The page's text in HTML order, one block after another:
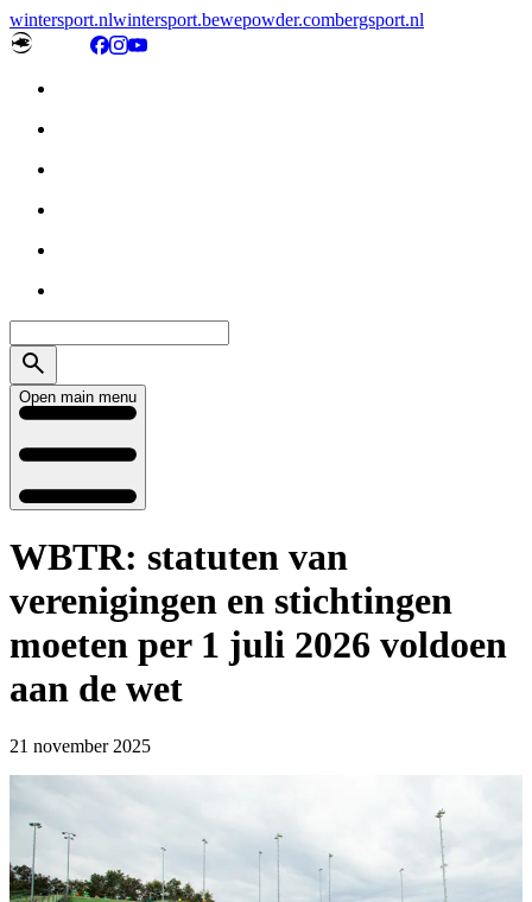
wintersport.nlwintersport.bewepowder.combergsport.nl
Open main menu
WBTR: statuten van
verenigingen en stichtingen
moeten per 1 juli 2026 voldoen
aan de wet
21 november 2025